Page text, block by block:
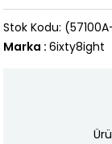
Marka : 6ixty8ight